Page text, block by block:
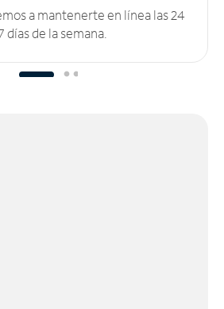
a mantenerte en línea las 24
días de la semana.